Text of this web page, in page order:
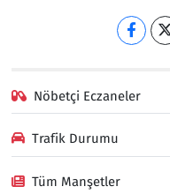
Nöbetçi Eczaneler
Trafik Durumu
Tüm Manşetler